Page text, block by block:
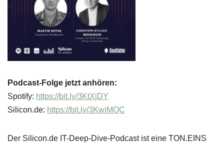
Podcast-Folge jetzt anhören:
Spotify: https://bit.ly/3KtXjDY
Silicon.de: https://bit.ly/3KwjMQC
Der Silicon.de IT-Deep-Dive-Podcast ist eine TON.EINS